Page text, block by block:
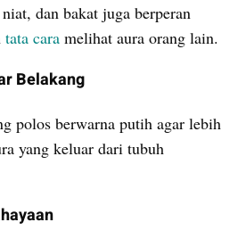
dan bakat juga berperan
tata cara melihat aura orang lain.
Belakang
polos berwarna putih agar lebih
yang keluar dari tubuh